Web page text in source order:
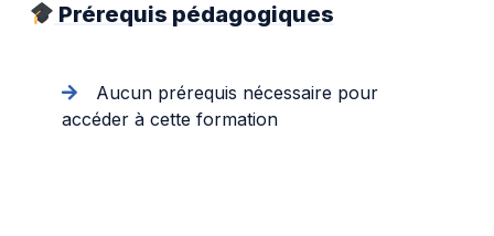
Prérequis pédagogiques
Aucun prérequis nécessaire pour
accéder à cette formation